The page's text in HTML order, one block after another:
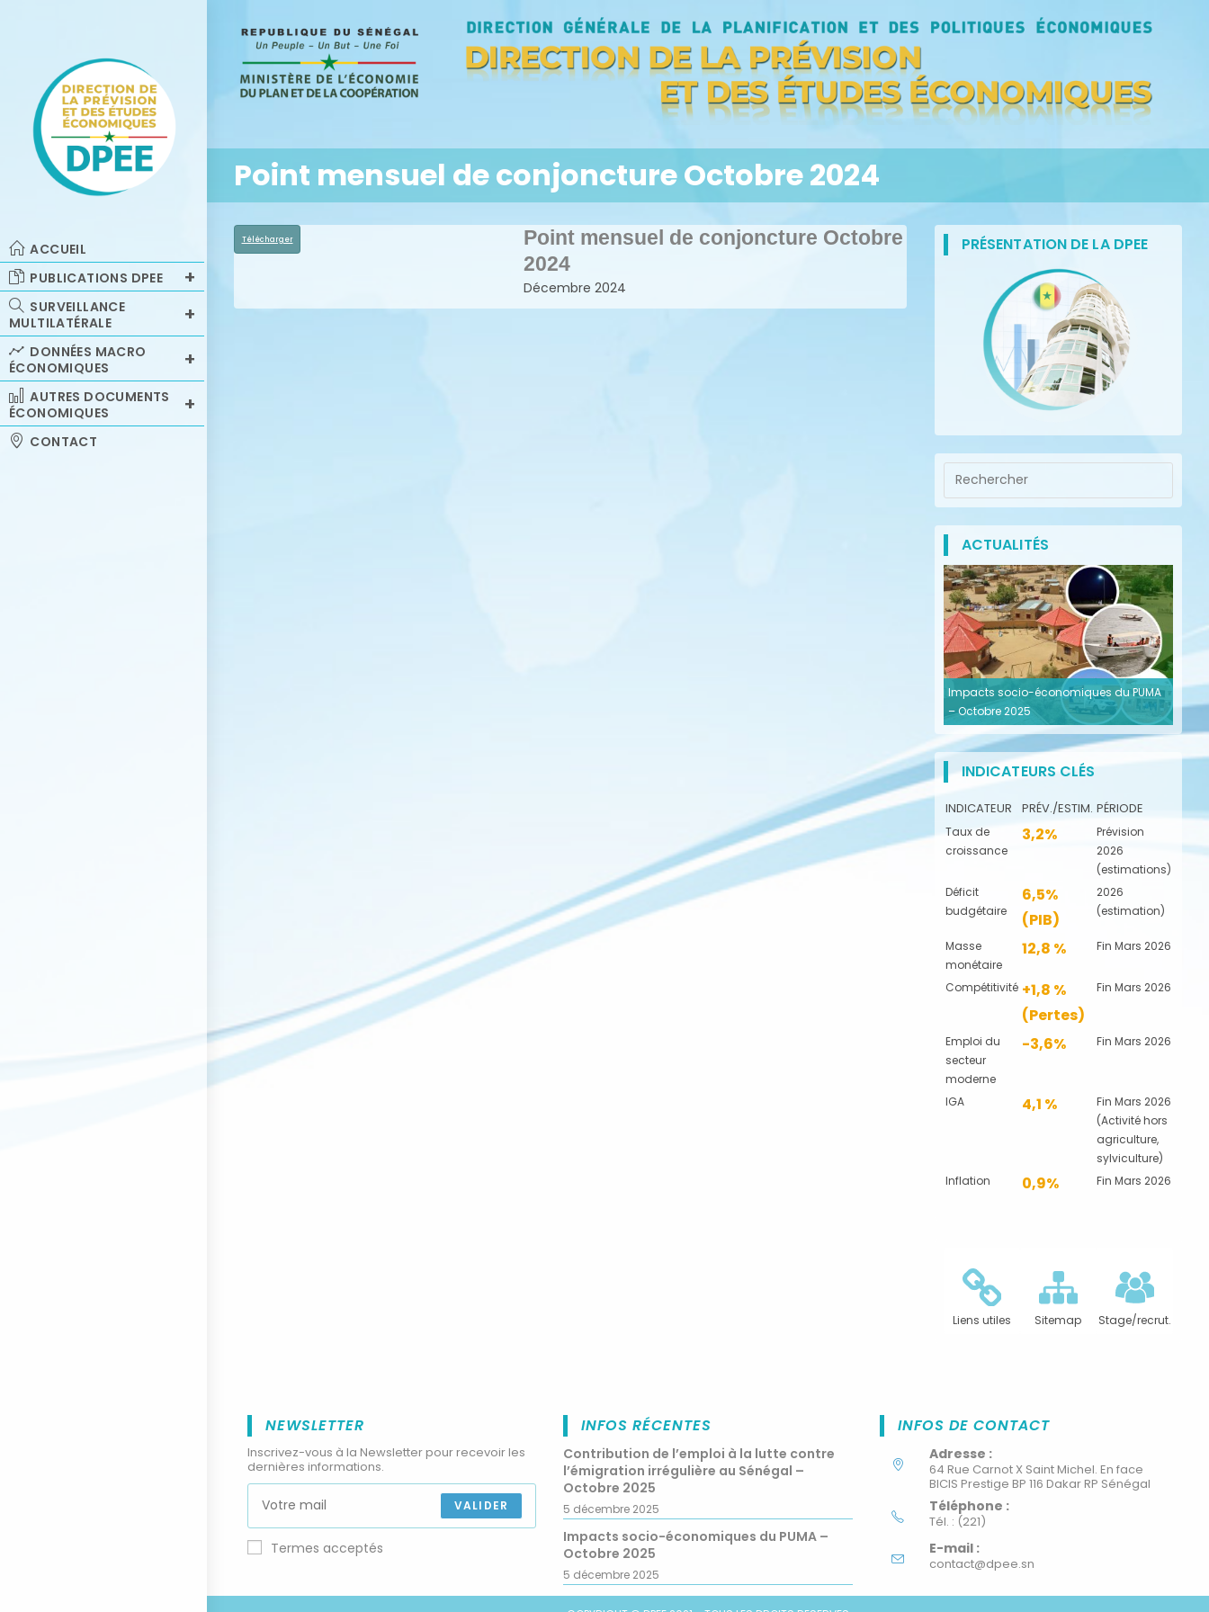
ACCUEIL
PUBLICATIONS DPEE
SURVEILLANCE
MULTILATÉRALE
DONNÉES MACRO
ÉCONOMIQUES
AUTRES DOCUMENTS
ÉCONOMIQUES
CONTACT
Point mensuel de conjoncture Octobre 2024
Télécharger
Point mensuel de conjoncture Octobre
2024
Décembre 2024
PRÉSENTATION DE LA DPEE
ACTUALITÉS
Impacts socio-économiques du PUMA
– Octobre 2025
INDICATEURS CLÉS
INDICATEUR PRÉV./ESTIM. PÉRIODE
Taux de
croissance
3,2%
Prévision
2026
(estimations)
Déficit
budgétaire
6,5%
(PIB)
2026
(estimation)
Masse
monétaire
12,8 % Fin Mars 2026
Compétitivité +1,8 %
(Pertes)
Fin Mars 2026
Emploi du
secteur
moderne
-3,6% Fin Mars 2026
IGA 4,1 %
Fin Mars 2026
(Activité hors
agriculture,
sylviculture)
Inflation
0,9% Fin Mars 2026
Liens utiles Sitemap Stage/recrut.
NEWSLETTER
Inscrivez-vous à la Newsletter pour recevoir les
dernières informations.
VALIDER
Termes acceptés
INFOS RÉCENTES
Contribution de l’emploi à la lutte contre
l’émigration irrégulière au Sénégal –
Octobre 2025
5 décembre 2025
Impacts socio-économiques du PUMA –
Octobre 2025
5 décembre 2025
INFOS DE CONTACT
Adresse :
64 Rue Carnot X Saint Michel. En face
BICIS Prestige BP 116 Dakar RP Sénégal
Téléphone :
Tél. : (221)
E-mail :
contact@dpee.sn